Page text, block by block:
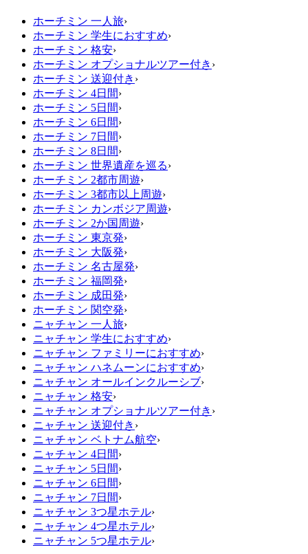
ホーチミン 一人旅›
ホーチミン 学生におすすめ›
ホーチミン 格安›
ホーチミン オプショナルツアー付き ›
ホーチミン 送迎付き ›
ホーチミン 4日間›
ホーチミン 5日間›
ホーチミン 6日間›
ホーチミン 7日間›
ホーチミン 8日間›
ホーチミン 世界遺産を巡る›
ホーチミン 2都市周遊›
ホーチミン 3都市以上周遊›
ホーチミン カンボジア周遊›
ホーチミン 2か国周遊›
ホーチミン 東京発›
ホーチミン 大阪発›
ホーチミン 名古屋発›
ホーチミン 福岡発›
ホーチミン 成田発›
ホーチミン 関空発›
ニャチャン 一人旅›
ニャチャン 学生におすすめ›
ニャチャン ファミリーにおすすめ›
ニャチャン ハネムーンにおすすめ›
ニャチャン オールインクルーシブ›
ニャチャン 格安›
ニャチャン オプショナルツアー付き ›
ニャチャン 送迎付き ›
ニャチャン ベトナム航空›
ニャチャン 4日間›
ニャチャン 5日間›
ニャチャン 6日間›
ニャチャン 7日間›
ニャチャン 3つ星ホテル›
ニャチャン 4つ星ホテル›
ニャチャン 5つ星ホテル›